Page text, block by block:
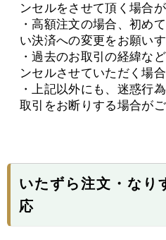
ンセルをさせて頂く場合が
・高額注文の場合、初め
い決済への変更をお願い
・過去のお取引の経緯な
ンセルさせていただく場
・上記以外にも、迷惑行
取引をお断りする場合がご
いたずら注文・なり
応